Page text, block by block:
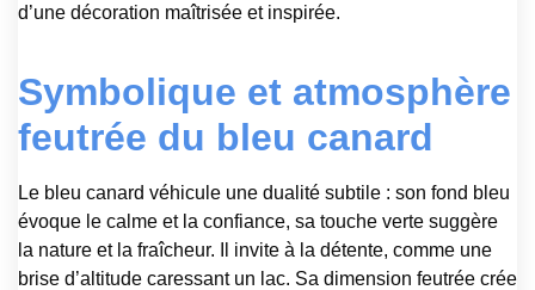
d’une décoration maîtrisée et inspirée.
Symbolique et atmosphère
feutrée du bleu canard
Le bleu canard véhicule une dualité subtile : son fond bleu
évoque le calme et la confiance, sa touche verte suggère
la nature et la fraîcheur. Il invite à la détente, comme une
brise d’altitude caressant un lac. Sa dimension feutrée crée